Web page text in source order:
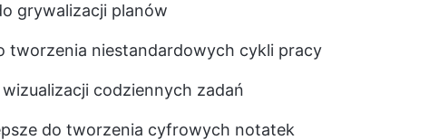
grywalizacji planów
tworzenia niestandardowych cykli pracy
codziennych zadań
do tworzenia cyfrowych notatek